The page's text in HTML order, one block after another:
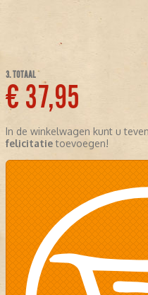
3. TOTAAL
€ 37,95
In de winkelwagen kunt u
felicitatietoevoegen!